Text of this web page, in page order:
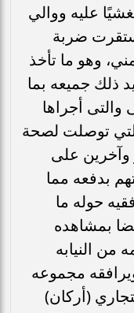
عليه ووالي
ضربة
وهو ما تأخذ
ذلك جميعه بما
والتى أجراها
توصلت لصحة
وآخرين على
بدفعه مما
حوله ما
بمشاهده
من النيابه
مجموعه
(أركان)